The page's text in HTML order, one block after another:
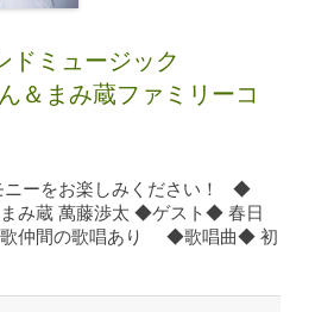
ドミュージック
＆まみ蔵ファミリーコ
ニーをお楽しみください！ ◆
み蔵 萬藤渉太 ◆ゲスト◆ 春日
歌仲間の歌唱あり ◆歌唱曲◆ 初